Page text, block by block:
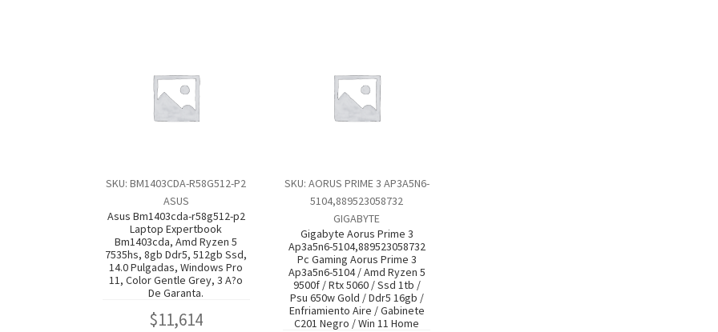
SKU: BM1403CDA-R58G512-P2
ASUS
Asus Bm1403cda-r58g512-p2
Laptop Expertbook
Bm1403cda, Amd Ryzen 5
7535hs, 8gb Ddr5, 512gb Ssd,
14.0 Pulgadas, Windows Pro
11, Color Gentle Grey, 3 A?o
De Garanta.
$11,614
SKU: AORUS PRIME 3 AP3A5N6-
5104,889523058732
GIGABYTE
Gigabyte Aorus Prime 3
Ap3a5n6-5104,889523058732
Pc Gaming Aorus Prime 3
Ap3a5n6-5104 / Amd Ryzen 5
9500f / Rtx 5060 / Ssd 1tb /
Psu 650w Gold / Ddr5 16gb /
Enfriamiento Aire / Gabinete
C201 Negro / Win 11 Home